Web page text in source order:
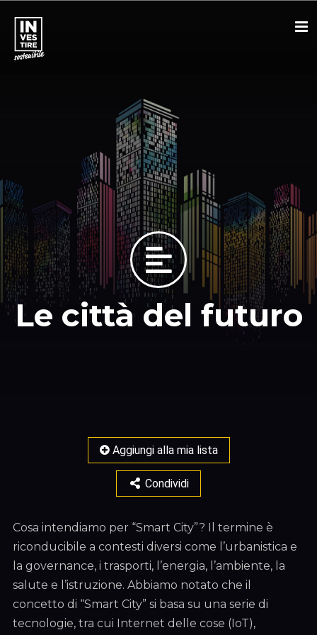
Le città del futuro
Aggiungi alla mia lista
Condividi
Cosa intendiamo per “Smart City”? Il termine è
riconducibile a contesti diversi come l’urbanistica e
la governance, i trasporti, l’energia, l’ambiente, la
salute e l’istruzione. Abbiamo notato che il
concetto di “Smart City” si basa su una serie di
tecnologie, tra cui Internet delle cose (IoT),